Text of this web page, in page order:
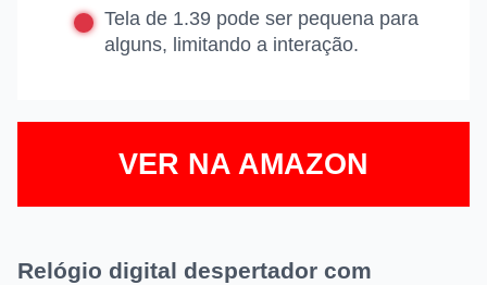
Tela de 1.39 pode ser pequena para
alguns, limitando a interação.
VER NA AMAZON
Relógio digital despertador com